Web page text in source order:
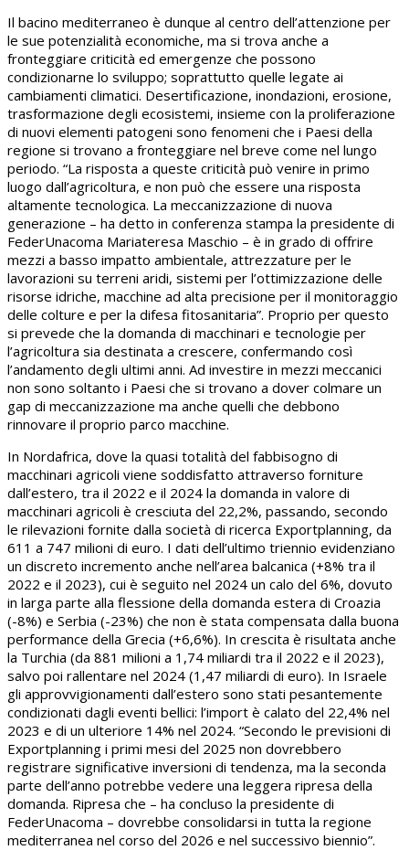
Il bacino mediterraneo è dunque al centro dell’attenzione per
le sue potenzialità economiche, ma si trova anche a
fronteggiare criticità ed emergenze che possono
condizionarne lo sviluppo; soprattutto quelle legate ai
cambiamenti climatici. Desertificazione, inondazioni, erosione,
trasformazione degli ecosistemi, insieme con la proliferazione
di nuovi elementi patogeni sono fenomeni che i Paesi della
regione si trovano a fronteggiare nel breve come nel lungo
periodo. “La risposta a queste criticità può venire in primo
luogo dall’agricoltura, e non può che essere una risposta
altamente tecnologica. La meccanizzazione di nuova
generazione – ha detto in conferenza stampa la presidente di
FederUnacoma Mariateresa Maschio – è in grado di offrire
mezzi a basso impatto ambientale, attrezzature per le
lavorazioni su terreni aridi, sistemi per l’ottimizzazione delle
risorse idriche, macchine ad alta precisione per il monitoraggio
delle colture e per la difesa fitosanitaria”. Proprio per questo
si prevede che la domanda di macchinari e tecnologie per
l’agricoltura sia destinata a crescere, confermando così
l’andamento degli ultimi anni. Ad investire in mezzi meccanici
non sono soltanto i Paesi che si trovano a dover colmare un
gap di meccanizzazione ma anche quelli che debbono
rinnovare il proprio parco macchine.
In Nordafrica, dove la quasi totalità del fabbisogno di
macchinari agricoli viene soddisfatto attraverso forniture
dall’estero, tra il 2022 e il 2024 la domanda in valore di
macchinari agricoli è cresciuta del 22,2%, passando, secondo
le rilevazioni fornite dalla società di ricerca Exportplanning, da
611 a 747 milioni di euro. I dati dell’ultimo triennio evidenziano
un discreto incremento anche nell’area balcanica (+8% tra il
2022 e il 2023), cui è seguito nel 2024 un calo del 6%, dovuto
in larga parte alla flessione della domanda estera di Croazia
(-8%) e Serbia (-23%) che non è stata compensata dalla buona
performance della Grecia (+6,6%). In crescita è risultata anche
la Turchia (da 881 milioni a 1,74 miliardi tra il 2022 e il 2023),
salvo poi rallentare nel 2024 (1,47 miliardi di euro). In Israele
gli approvvigionamenti dall’estero sono stati pesantemente
condizionati dagli eventi bellici: l’import è calato del 22,4% nel
2023 e di un ulteriore 14% nel 2024. “Secondo le previsioni di
Exportplanning i primi mesi del 2025 non dovrebbero
registrare significative inversioni di tendenza, ma la seconda
parte dell’anno potrebbe vedere una leggera ripresa della
domanda. Ripresa che – ha concluso la presidente di
FederUnacoma – dovrebbe consolidarsi in tutta la regione
mediterranea nel corso del 2026 e nel successivo biennio”.